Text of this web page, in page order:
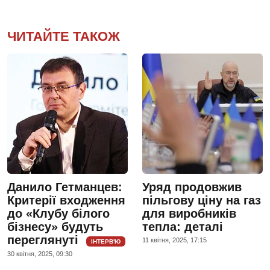
ЧИТАЙТЕ ТАКОЖ
Данило Гетманцев:
Критерії входження
до «Клубу білого
бізнесу» будуть
переглянуті
ІНТЕРВ'Ю
30 квiтня, 2025, 09:30
Уряд продовжив
пільгову ціну на газ
для виробників
тепла: деталі
11 квiтня, 2025, 17:15